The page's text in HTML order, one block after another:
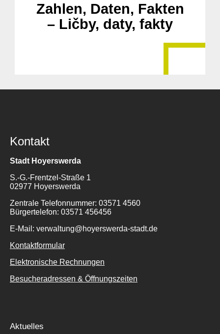
Zahlen, Daten, Fakten
– Ličby, daty, fakty
Kontakt
Stadt Hoyerswerda
S.-G.-Frentzel-Straße 1
02977 Hoyerswerda
Zentrale Telefonnummer: 03571 4560
Bürgertelefon: 03571 456456
E-Mail: verwaltung@hoyerswerda-stadt.de
Kontaktformular
Elektronische Rechnungen
Besucheradressen & Öffnungszeiten
Aktuelles